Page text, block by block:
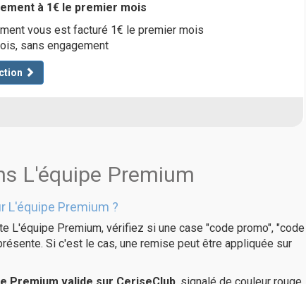
à 1€ le premier mois
vous est facturé 1€ le premier mois
sans engagement
L'équipe Premium
L'équipe Premium ?
L'équipe Premium, vérifiez si une case "code promo", "code
Si c'est le cas, une remise peut être appliquée sur